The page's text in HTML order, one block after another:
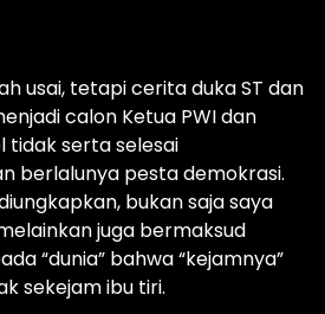
usai, tetapi cerita duka ST dan
calon Ketua PWI dan
tidak serta selesai
berlalunya pesta demokrasi.
bukan saja saya
juga bermaksud
“dunia” bahwa “kejamnya”
sekejam ibu tiri.